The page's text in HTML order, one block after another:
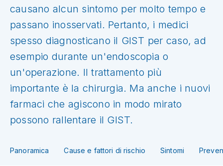
causano alcun sintomo per molto tempo e
passano inosservati. Pertanto, i medici
spesso diagnosticano il GIST per caso, ad
esempio durante un'endoscopia o
un'operazione. Il trattamento più
importante è la chirurgia. Ma anche i nuovi
farmaci che agiscono in modo mirato
possono rallentare il GIST.
Panoramica Cause e fattori di rischio Sintomi